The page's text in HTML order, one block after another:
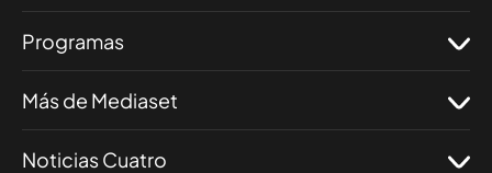
Programas
Más de Mediaset
Noticias Cuatro